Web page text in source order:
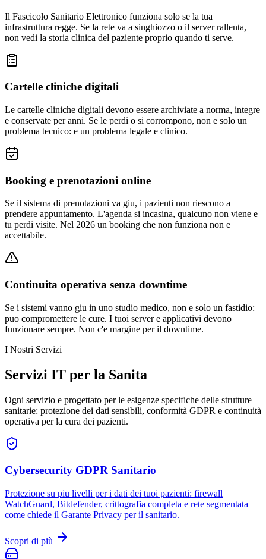
Il Fascicolo Sanitario Elettronico funziona solo se la tua
infrastruttura regge. Se la rete va a singhiozzo o il server rallenta,
non vedi la storia clinica del paziente proprio quando ti serve.
Cartelle cliniche digitali
Le cartelle cliniche digitali devono essere archiviate a norma, integre
e conservate per anni. Se le perdi o si corrompono, non e solo un
problema tecnico: e un problema legale e clinico.
Booking e prenotazioni online
Se il sistema di prenotazioni va giu, i pazienti non riescono a
prendere appuntamento. L'agenda si incasina, qualcuno non viene e
tu perdi visite. Nel 2026 un booking che non funziona non e
accettabile.
Continuita operativa senza downtime
Se i sistemi vanno giu in uno studio medico, non e solo un fastidio:
puo compromettere le cure. I tuoi server e applicativi devono
funzionare sempre. Non c'e margine per il downtime.
I Nostri Servizi
Servizi IT per la Sanita
Ogni servizio e progettato per le esigenze specifiche delle strutture
sanitarie: protezione dei dati sensibili, conformità GDPR e continuità
operativa per la cura dei pazienti.
Cybersecurity GDPR Sanitario
Protezione su piu livelli per i dati dei tuoi pazienti: firewall
WatchGuard, Bitdefender, crittografia completa e rete segmentata
come chiede il Garante Privacy per il sanitario.
Scopri di più